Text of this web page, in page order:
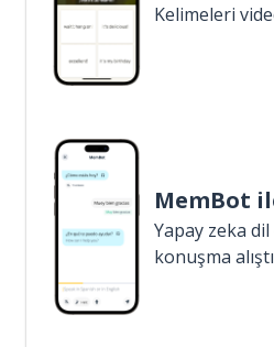
Kelimeleri
MemBot
Yapay zeka dil
konuşma